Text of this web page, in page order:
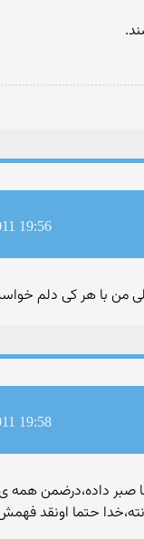
19:56
من با هر کی دلم
19:58
صبر داده،درضمن
حتما اونقد